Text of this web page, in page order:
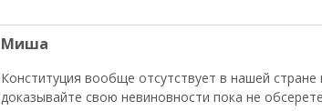
Миша
Конституция вообще отсутствует в нашей
доказывайте свою невиновности пока не